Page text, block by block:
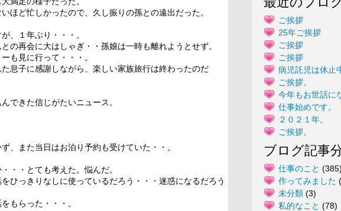
ほど忙しかったので、久し振りの孫との遠出だった。
、１年ぶり・・・。
の再会に大はしゃぎ・・孫娘は一時も離れようとせず。
も見に行って・・・。
息子に感謝しながら、楽しい家族旅行は終わったのだ
できた信じがたいニュース。
、また当日はお泊り予約も受けていた・・。
・・とても考えた。悩んだ。
ひっきりなしに使っているだろう・・・迷惑になるだろう
もらった・・・。
ご挨拶
25年ご挨拶
ご挨拶
ご挨拶
病児託児は休止
ご挨拶。
今年もお世話に
仕事始めです。
２０２１年。
ご挨拶。
ブログ記事
仕事のこと (385)
作ってみました
未分類 (3)
私的なこと (78)